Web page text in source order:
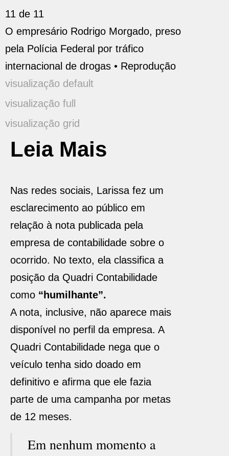
11 de 11
O empresário Rodrigo Morgado, preso
pela Polícia Federal por tráfico
internacional de drogas • Reprodução
visualização default
visualização full
visualização grid
Leia Mais
Nas redes sociais, Larissa fez um
esclarecimento ao público em
relação à nota publicada pela
empresa de contabilidade sobre o
ocorrido. No texto, ela classifica a
posição da Quadri Contabilidade
como “humilhante”.
A nota, inclusive, não aparece mais
disponível no perfil da empresa. A
Quadri Contabilidade nega que o
veículo tenha sido doado em
definitivo e afirma que ele fazia
parte de uma campanha por metas
de 12 meses.
Em nenhum momento a